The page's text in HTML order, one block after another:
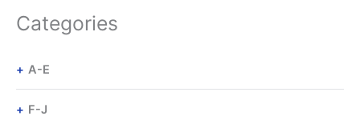
Categories
A-E
F-J